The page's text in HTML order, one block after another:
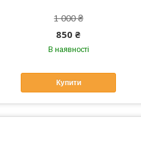
1 000 ₴
850 ₴
В наявності
Купити